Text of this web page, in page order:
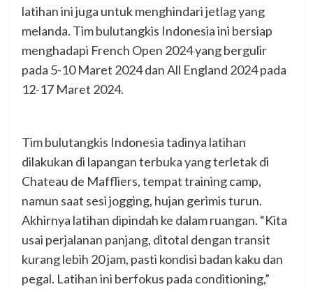
latihan ini juga untuk menghindari jetlag yang
melanda. Tim bulutangkis Indonesia ini bersiap
menghadapi French Open 2024 yang bergulir
pada 5-10 Maret 2024 dan All England 2024 pada
12-17 Maret 2024.
Tim bulutangkis Indonesia tadinya latihan
dilakukan di lapangan terbuka yang terletak di
Chateau de Maffliers, tempat training camp,
namun saat sesi jogging, hujan gerimis turun.
Akhirnya latihan dipindah ke dalam ruangan. “Kita
usai perjalanan panjang, ditotal dengan transit
kurang lebih 20 jam, pasti kondisi badan kaku dan
pegal. Latihan ini berfokus pada conditioning,”